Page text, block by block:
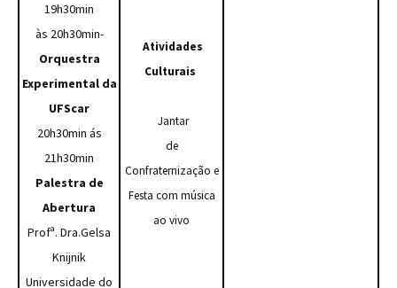
19h30min
às 20h30min-
Orquestra
Experimental da
UFScar
20h30min ás
21h30min
Palestra de
Abertura
Profª. Dra.Gelsa
Knijnik
Universidade do
Atividades
Culturais
Jantar
de
Confraternização e
Festa com música
ao vivo